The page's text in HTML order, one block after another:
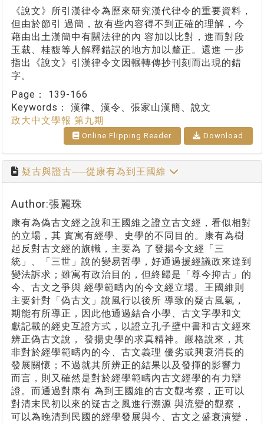
《說文》所引漢律令為歷來研究漢代律令的重要資料，
但由於節引 過簡，故有些內容得不到正確的理解，今
藉由出土漢簡中有關法律的內 容加以比對，進而對段
玉裁、桂馥等人解釋錯誤的地方加以釐正。還進 一步
指出《說文》引漢律令文因輾轉傳抄刊刻而出現的錯
字。
Page： 139-166
Keywords： 漢律、漢令、張家山漢簡、說文
政大中文學報 第九期
Online Flipping Reader Download
疑古與證古──從康有為到王國維
Author:張麗珠
康有為偽古文經之說和王國維之證立古文經，看似相對
的立場，其 實寓有經學、史學的不同目的。康有為樹
起反對古文經的旗幟，主要為 了發揚今文經「三
統」、「三世」說的變易哲學，好通過援經議政來達到
變法訴求；雖寓有政治目的，但終歸是「尊今抑古」的
今、古文之爭與 經學範疇內的今文經立場。王國維則
主要針對「偽古文」說風行以後所 導致的疑古風氣，
期能有所導正，因此他通過結合小學、古文字學和文
獻記載的經史互證方式，以證立孔子壁中書和古文經來
辨正偽古文說， 發揚史學的求真精神。嚴格說來，其
非對於經學範疇內的今、古文義理 優劣或興衰消長的
發展關懷；不過就其所辨正的結果以及發揮的影響力
而言，則又確然是對於經學範疇內古文經學的有力辯
證。而通過對康有 為到王國維的古文觀考察，正可以
對清末民初以來的疑古之風進行溯源 與流變的觀察，
可以為晚清到民國的經學發展與今、古文之盛衰演變，